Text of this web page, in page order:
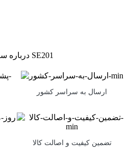
درباره سرویس جواهری نقره زنانه کد SE201
ارسال به سراسر کشور
تضمین کیفیت و اصالت کالا